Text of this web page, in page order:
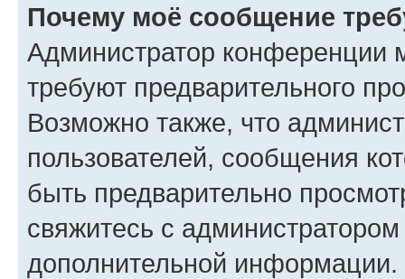
Почему моё сообщение
Администратор конференции
требуют предварительного
Возможно также, что
пользователей, сообщения
быть предварительно
свяжитесь с
дополнительной информации.